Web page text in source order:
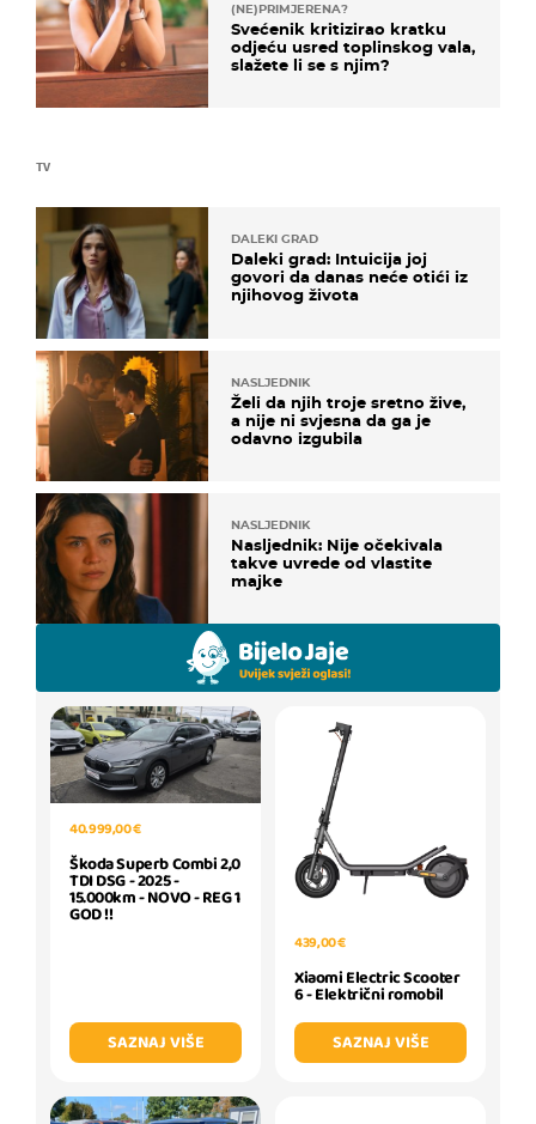
TV
DALEKI GRAD
Daleki grad: Intuicija joj
govori da danas neće otići iz
njihovog života
NASLJEDNIK
Želi da njih troje sretno žive,
a nije ni svjesna da ga je
odavno izgubila
NASLJEDNIK
Nasljednik: Nije očekivala
takve uvrede od vlastite
majke
(NE)PRIMJERENA?
Svećenik kritizirao kratku
odjeću usred toplinskog vala,
slažete li se s njim?
40.999,00 €
Škoda Superb Combi 2,0
TDI DSG - 2025 -
15.000km - NOVO - REG 1
GOD !!
SAZNAJ VIŠE
439,00 €
Xiaomi Electric Scooter
6 - Električni romobil
SAZNAJ VIŠE